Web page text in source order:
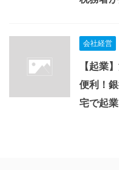
会社経営
【起業
便利！
宅で起